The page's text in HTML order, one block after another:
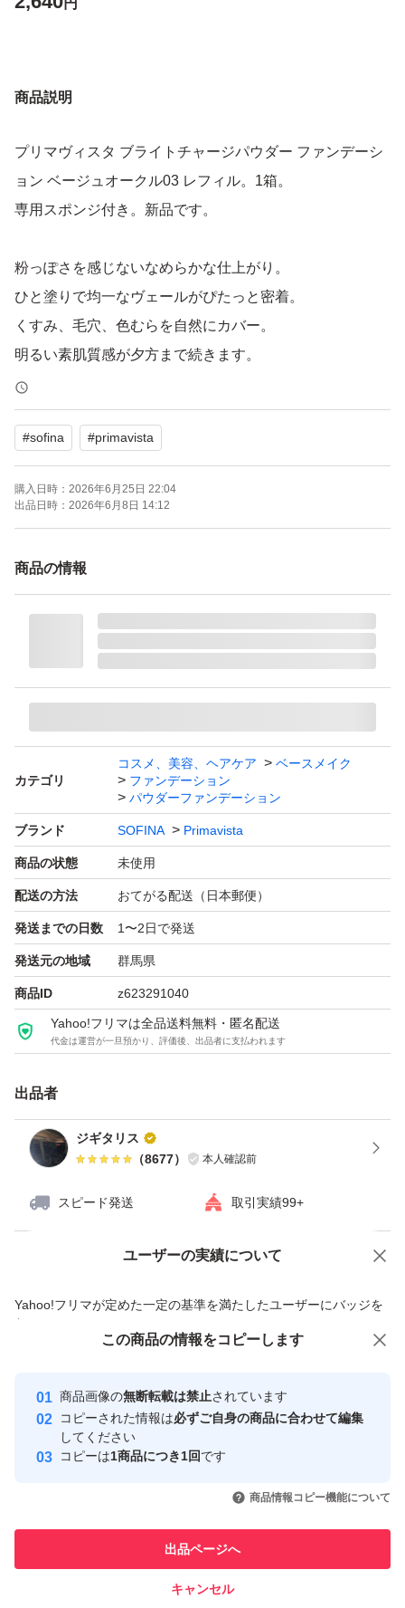
円
商品説明
プリマヴィスタ ブライトチャージパウダー ファンデーシ
ョン ベージュオークル03 レフィル。1箱。
専用スポンジ付き。新品です。
粉っぽさを感じないなめらかな仕上がり。
ひと塗りで均一なヴェールがぴたっと密着。
くすみ、毛穴、色むらを自然にカバー。
明るい素肌質感が夕方まで続きます。
ブランド：SOFINA Primavista
本体/詰め替え：詰め替え
ベースメイク特徴：カバー力 崩れにくい 肌の透明感、薄
づき UVカット
ベースメイクお悩み：テカリ、皮脂 くすみ
特徴：無香料
SPF：16.0 SPF
匿名配送でお送りします。
家族に喫煙者なしです。
#プリマヴィスタ
#パウダーファンデーション
#sofina #primavista
購入日時： 2026年6月25日 22:04
出品日時： 2026年6月8日 14:12
商品の情報
カテゴリ
コスメ、美容、ヘアケア
ベースメイク
ファンデーション
パウダーファンデーション
ブランド SOFINA Primavista
商品の状態 未使用
配送の方法 おてがる配送（日本郵便）
発送までの日数 1〜2日で発送
発送元の地域 群馬県
商品ID z623291040
Yahoo!フリマは全品送料無料・匿名配送
代金は運営が一旦預かり、評価後、出品者に支払われます
出品者
ジギタリス
（8677） 本人確認前
スピード発送 取引実績99+
ユーザーの実績について
Yahoo!フリマが定めた一定の基準を満たしたユーザーにバッジを
付与しています
安心取引出品者
心・安全なユーザーです
取引実績
引を完了させた実績があります
での取引実績があります
価格の相談 商品への質問
この商品の情報をコピーします
商品画像の無断転載は禁止されています
コピーされた情報は必ずご自身の商品に合わせて編集
してください
コピーは1商品につき1回です
商品情報コピー機能について
出品ページへ
キャンセル
この商品をみている人にオススメ